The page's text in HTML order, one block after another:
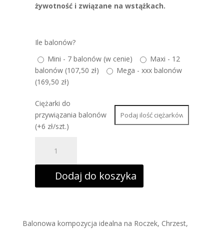
żywotność i związane na wstążkach.
Ile balonów?
Mini - 7 balonów (w cenie)
Maxi - 12
balonów (107,50 zł)
Mega - xxx balonów
(169,50 zł)
Ciężarki do
przywiązania balonów
(+6 zł/szt.)
kompozycja
balonów
lateksowychDodaj do koszyka
Balonowa kompozycja idealna na Roczek, Chrzest,